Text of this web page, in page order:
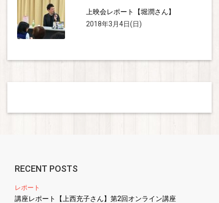
上映会レポート【堀潤さん】
2018年3月4日(日)
RECENT POSTS
レポート
講座レポート【上西充子さん】第2回オンライン講座